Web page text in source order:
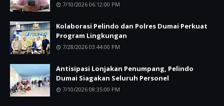
7/10/2026 06:12:00 PM
Kolaborasi Pelindo dan Polres Dumai Perkuat
Program Lingkungan
7/28/2026 03:44:00 PM
Antisipasi Lonjakan Penumpang, Pelindo
Dumai Siagakan Seluruh Personel
7/10/2026 08:35:00 PM